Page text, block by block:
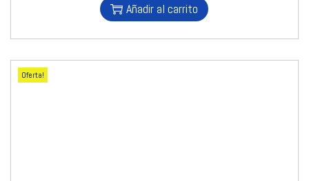
Añadir al carrito
Oferta!